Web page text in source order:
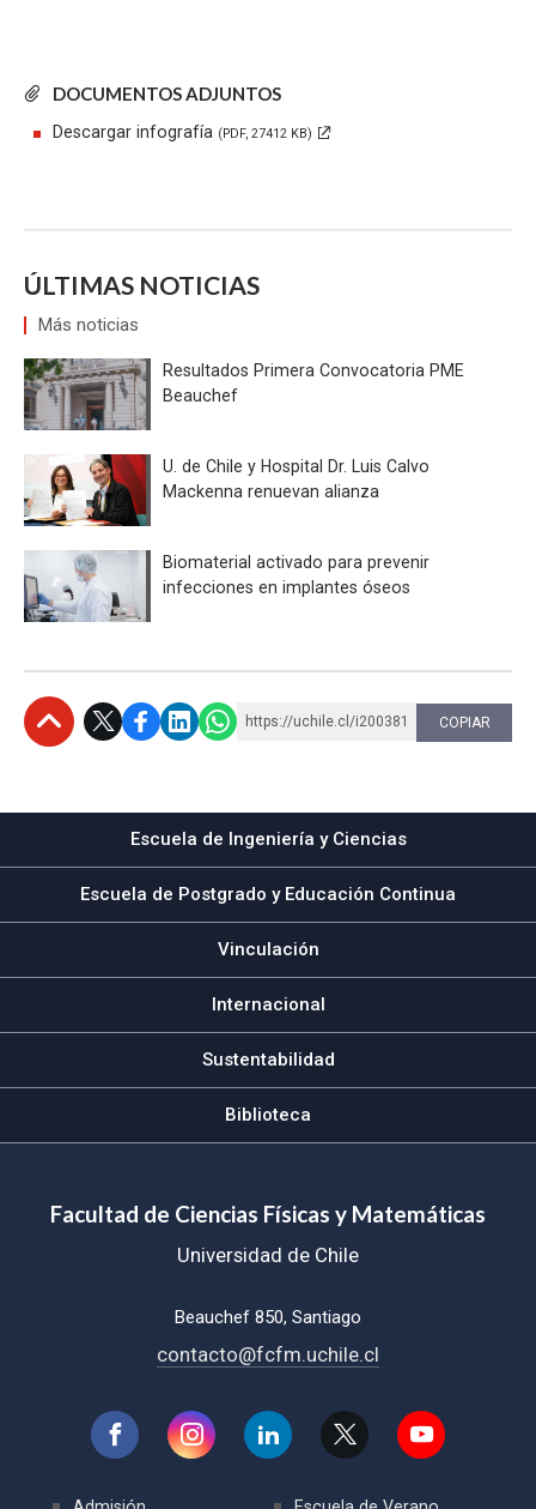
DOCUMENTOS ADJUNTOS
Descargar infografía (PDF, 27412 KB)
ÚLTIMAS NOTICIAS
Más noticias
Resultados Primera Convocatoria PME
Beauchef
U. de Chile y Hospital Dr. Luis Calvo
Mackenna renuevan alianza
Biomaterial activado para prevenir
infecciones en implantes óseos
https://uchile.cl/i200381 COPIAR
Escuela de Ingeniería y Ciencias
Escuela de Postgrado y Educación Continua
Vinculación
Internacional
Sustentabilidad
Biblioteca
Facultad de Ciencias Físicas y Matemáticas
Universidad de Chile
Beauchef 850, Santiago
contacto@fcfm.uchile.cl